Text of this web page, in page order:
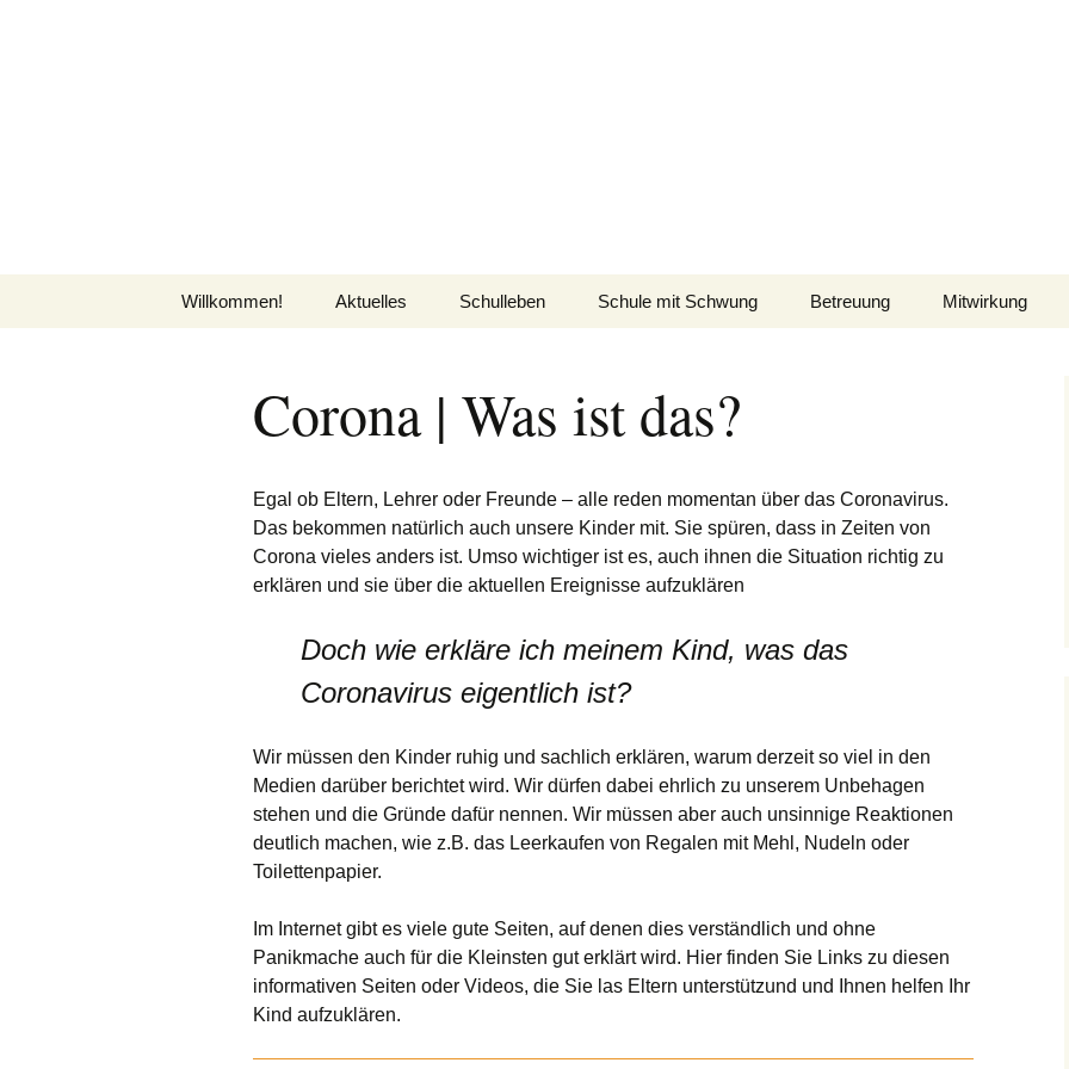
Willkommen! Aktuelles
Neuigkeiten
Sprechzeiten
Schulleben
Unsere Streitschlichter
Mitglied werden!
Projekte!
Unser Namensgeber
Unser Schullied
Schule mit Schwung
Projektbeschreibung
Pfote, Flatter und Co.
Umsetzung
Betreuung
BMB |
BisMittagBetreuung
Mitwirkung
Corona | Was ist das?
Egal ob Eltern, Lehrer oder Freunde – alle reden momentan über das Coronavirus.
Das bekommen natürlich auch unsere Kinder mit. Sie spüren, dass in Zeiten von
Corona vieles anders ist. Umso wichtiger ist es, auch ihnen die Situation richtig zu
erklären und sie über die aktuellen Ereignisse aufzuklären
Doch wie erkläre ich meinem Kind, was das
Coronavirus eigentlich ist?
Wir müssen den Kinder ruhig und sachlich erklären, warum derzeit so viel in den
Medien darüber berichtet wird. Wir dürfen dabei ehrlich zu unserem Unbehagen
stehen und die Gründe dafür nennen. Wir müssen aber auch unsinnige Reaktionen
deutlich machen, wie z.B. das Leerkaufen von Regalen mit Mehl, Nudeln oder
Toilettenpapier.
Im Internet gibt es viele gute Seiten, auf denen dies verständlich und ohne
Panikmache auch für die Kleinsten gut erklärt wird. Hier finden Sie Links zu diesen
informativen Seiten oder Videos, die Sie las Eltern unterstützund und Ihnen helfen Ihr
Kind aufzuklären.